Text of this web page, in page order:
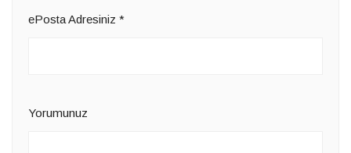
ePosta Adresiniz *
Yorumunuz